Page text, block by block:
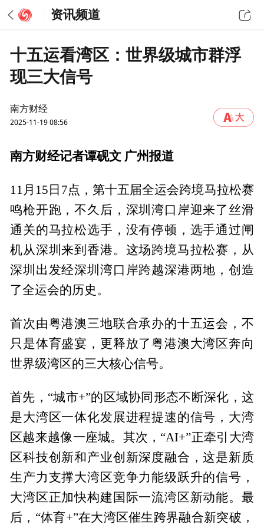
资讯频道
十五运看湾区：世界级城市群浮
现三大信号
南方财经
2025-11-19 08:56
南方财经记者谭砚文 广州报道
11月15日7点，第十五届全运会跨境马拉松赛
鸣枪开跑，不久后，深圳湾口岸迎来了丝滑
通关的马拉松选手，没有停顿，选手通过闸
机从深圳来到香港。这场跨境马拉松赛，从
深圳出发经深圳湾口岸跨越深港两地，创造
了全运会的历史。
首次由粤港澳三地联合承办的十五运会，不
只是体育盛宴，更释放了粤港澳大湾区奔向
世界级湾区的三大核心信号。
首先，“城市+”的区域协同形态不断深化，这
是大湾区一体化发展进程提速的信号，大湾
区越来越像一座城。其次，“AI+”正牵引大湾
区科技创新和产业创新深度融合，这是新质
生产力支撑大湾区竞争力能级跃升的信号，
大湾区正加快构建国际一流湾区新动能。最
后，“体育+”在大湾区催生跨界融合新突破，